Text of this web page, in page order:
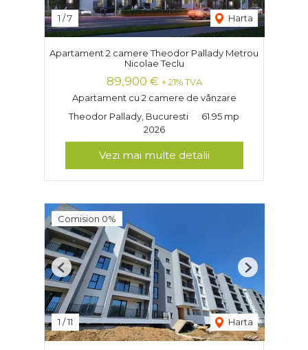
1 /7 Harta
Apartament 2 camere Theodor Pallady Metrou
Nicolae Teclu
89,900 € + 21% TVA
Apartament cu 2 camere de vânzare
Theodor Pallady, Bucuresti
61.95 mp
2026
Vezi mai multe detalii
Comision 0%
1 /11 Harta
Previous Next